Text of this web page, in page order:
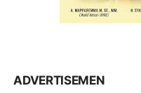
ADVERTISEMEN